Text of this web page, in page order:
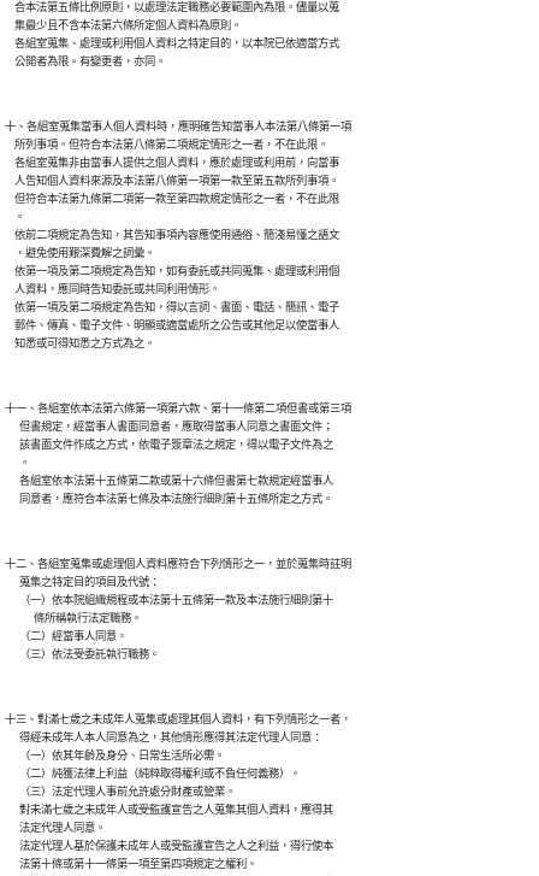
    合本法第五條比例原則，以處理法定職務必要範圍內為限。儘量以蒐
    集最少且不含本法第六條所定個人資料為原則。
    各組室蒐集、處理或利用個人資料之特定目的，以本院已依適當方式
十、各組室蒐集當事人個人資料時，應明確告知當事人本法第八條第一項
    所列事項。但符合本法第八條第二項規定情形之一者，不在此限。
    各組室蒐集非由當事人提供之個人資料，應於處理或利用前，向當事
    人告知個人資料來源及本法第八條第一項第一款至第五款所列事項。
    但符合本法第九條第二項第一款至第四款規定情形之一者，不在此限
    。
    依前二項規定為告知，其告知事項內容應使用通俗、簡淺易懂之語文
    ，避免使用艱深費解之詞彙。
    依第一項及第二項規定為告知，如有委託或共同蒐集、處理或利用個
    人資料，應同時告知委託或共同利用情形。
    依第一項及第二項規定為告知，得以言詞、書面、電話、簡訊、電子
    郵件、傳真、電子文件、明顯或適當處所之公告或其他足以使當事人
十一、各組室依本法第六條第一項第六款、第十一條第二項但書或第三項
      但書規定，經當事人書面同意者，應取得當事人同意之書面文件；
      該書面文件作成之方式，依電子簽章法之規定，得以電子文件為之
      。
      各組室依本法第十五條第二款或第十六條但書第七款規定經當事人
十二、各組室蒐集或處理個人資料應符合下列情形之一，並於蒐集時註明
      蒐集之特定目的項目及代號：
      （一）依本院組織規程或本法第十五條第一款及本法施行細則第十
            條所稱執行法定職務。
      （二）經當事人同意。
十三、對滿七歲之未成年人蒐集或處理其個人資料，有下列情形之一者，
      得經未成年人本人同意為之，其他情形應得其法定代理人同意：
      （一）依其年齡及身分、日常生活所必需。
      （二）純獲法律上利益（純粹取得權利或不負任何義務）。
      （三）法定代理人事前允許處分財產或營業。
      對未滿七歲之未成年人或受監護宣告之人蒐集其個人資料，應得其
      法定代理人同意。
      法定代理人基於保護未成年人或受監護宣告之人之利益，得行使本
      法第十條或第十一條第一項至第四項規定之權利。